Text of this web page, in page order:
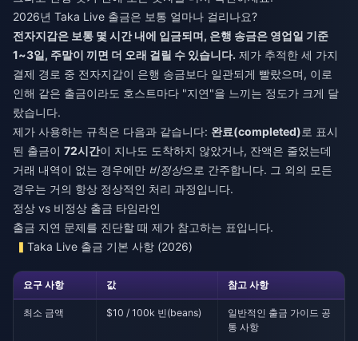
2026년 Taka Live 출금은 보통 얼마나 걸리나요?
전자지갑은 보통 몇 시간 내에 입금되며, 은행 송금은 영업일 기준
1~3일, 주말이 끼면 더 오래 걸릴 수 있습니다. 제가 추적한 세 가지
결제 경로 중 전자지갑이 은행 송금보다 일관되게 빨랐으며, 이로
인해 같은 출금이라도 호스트마다 "지연"을 느끼는 정도가 크게 달
랐습니다.
제가 사용하는 규칙은 다음과 같습니다: 완료(completed)로 표시
된 출금이 72시간이 지나도 도착하지 않았거나, 잔액은 줄었는데
거래 내역이 없는 경우에만 비정상으로 간주합니다. 그 외의 모든
경우는 거의 항상 정상적인 처리 과정입니다.
정상 vs 비정상 출금 타임라인
출금 지연 문제를 진단할 때 제가 참고하는 표입니다.
Taka Live 출금 기본 사항 (2026)
요구 사항 값 참고 사항
최소 금액 $10 / 100k 빈(beans)
일반적인 출금 가이드 공
통 사항